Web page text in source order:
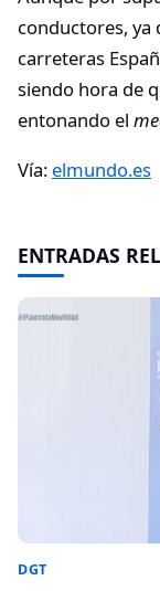
conductores, ya
carreteras
siendo hora de
entonando el
Vía: elmundo.es
ENTRADAS
DGT